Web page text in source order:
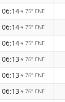
06:14↑ 75° ENE
06:14↑ 75° ENE
06:14↑ 75° ENE
06:13↑ 76° ENE
06:13↑ 76° ENE
06:13↑ 76° ENE